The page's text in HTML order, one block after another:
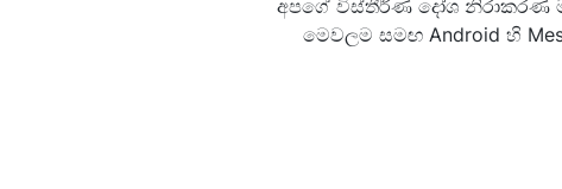
අපගේ විස්තීර්ණ දෝශ නිරාකරණ
මෙවලම සමඟ Android හි